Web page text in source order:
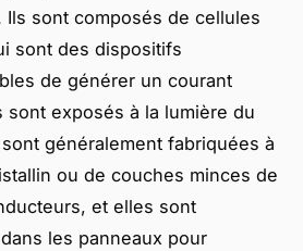
sont composés de cellules
sont des dispositifs
de générer un courant
sont exposés à la lumière du
généralement fabriquées à
ou de couches minces de
et elles sont
les panneaux pour